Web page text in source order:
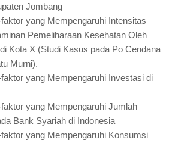
Jombang
yang Mempengaruhi Intensitas
Pemeliharaan Kesehatan Oleh
Kota X (Studi Kasus pada Po Cendana
Murni).
yang Mempengaruhi Investasi di
yang Mempengaruhi Jumlah
Bank Syariah di Indonesia
yang Mempengaruhi Konsumsi